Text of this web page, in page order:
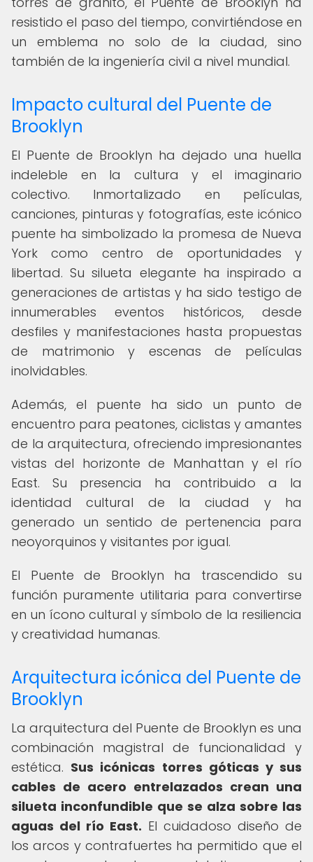
resistido el paso del tiempo, convirtiéndose en
un emblema no solo de la ciudad, sino
también de la ingeniería civil a nivel mundial.
Impacto cultural del Puente de
Brooklyn
El Puente de Brooklyn ha dejado una huella
indeleble en la cultura y el imaginario
colectivo. Inmortalizado en películas,
canciones, pinturas y fotografías, este icónico
puente ha simbolizado la promesa de Nueva
York como centro de oportunidades y
libertad. Su silueta elegante ha inspirado a
generaciones de artistas y ha sido testigo de
innumerables eventos históricos, desde
desfiles y manifestaciones hasta propuestas
de matrimonio y escenas de películas
inolvidables.
Además, el puente ha sido un punto de
encuentro para peatones, ciclistas y amantes
de la arquitectura, ofreciendo impresionantes
vistas del horizonte de Manhattan y el río
East. Su presencia ha contribuido a la
identidad cultural de la ciudad y ha
generado un sentido de pertenencia para
neoyorquinos y visitantes por igual.
El Puente de Brooklyn ha trascendido su
función puramente utilitaria para convertirse
en un ícono cultural y símbolo de la resiliencia
y creatividad humanas.
Arquitectura icónica del Puente de
Brooklyn
La arquitectura del Puente de Brooklyn es una
combinación magistral de funcionalidad y
estética. Sus icónicas torres góticas y sus
cables de acero entrelazados crean una
silueta inconfundible que se alza sobre las
aguas del río East. El cuidadoso diseño de
los arcos y contrafuertes ha permitido que el